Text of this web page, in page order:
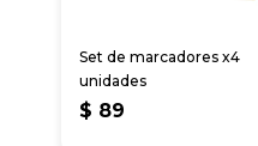
Set de marcadores x4
unidades
$ 89